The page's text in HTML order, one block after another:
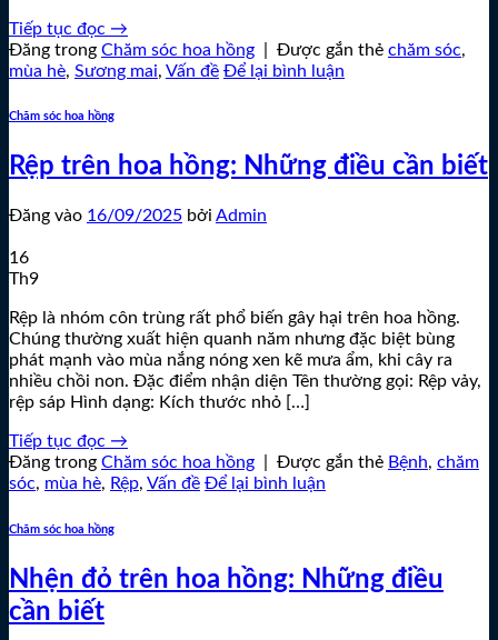
Tiếp tục đọc →
Đăng trong Chăm sóc hoa hồng Được gắn thẻ chăm sóc,
mùa hè, Sương mai, Vấn đề Để lại bình luận
Chăm sóc hoa hồng
Rệp trên hoa hồng: Những điều cần biết
Đăng vào 16/09/2025 bởi Admin
16
Th9
Rệp là nhóm côn trùng rất phổ biến gây hại trên hoa hồng.
Chúng thường xuất hiện quanh năm nhưng đặc biệt bùng
phát mạnh vào mùa nắng nóng xen kẽ mưa ẩm, khi cây ra
nhiều chồi non. Đặc điểm nhận diện Tên thường gọi: Rệp vảy,
rệp sáp Hình dạng: Kích thước nhỏ […]
Tiếp tục đọc →
Đăng trong Chăm sóc hoa hồng Được gắn thẻ Bệnh, chăm
sóc, mùa hè, Rệp, Vấn đề Để lại bình luận
Chăm sóc hoa hồng
Nhện đỏ trên hoa hồng: Những điều
cần biết